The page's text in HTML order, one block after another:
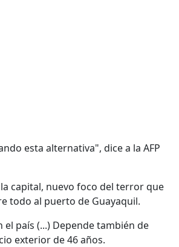
esta alternativa", dice a la AFP
capital, nuevo foco del terror que
todo al puerto de Guayaquil.
país (...) Depende también de
exterior de 46 años.